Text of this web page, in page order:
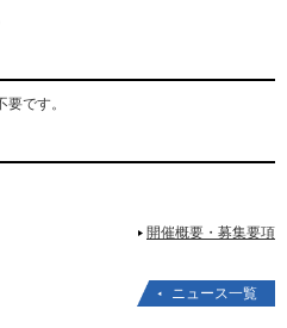
です。
開催概要・募集要項
ニュース一覧